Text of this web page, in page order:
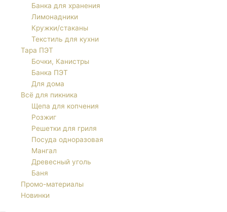
Банка для хранения
Лимонадники
Кружки/стаканы
Текстиль для кухни
Тара ПЭТ
Бочки, Канистры
Банка ПЭТ
Для дома
Всё для пикника
Щепа для копчения
Розжиг
Решетки для гриля
Посуда одноразовая
Мангал
Древесный уголь
Баня
Промо-материалы
Новинки